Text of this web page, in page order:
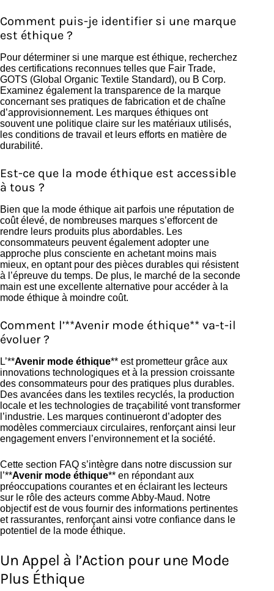
Comment puis-je identifier si une marque
est éthique ?
Pour déterminer si une marque est éthique, recherchez
des certifications reconnues telles que Fair Trade,
GOTS (Global Organic Textile Standard), ou B Corp.
Examinez également la transparence de la marque
concernant ses pratiques de fabrication et de chaîne
d’approvisionnement. Les marques éthiques ont
souvent une politique claire sur les matériaux utilisés,
les conditions de travail et leurs efforts en matière de
durabilité.
Est-ce que la mode éthique est accessible
à tous ?
Bien que la mode éthique ait parfois une réputation de
coût élevé, de nombreuses marques s’efforcent de
rendre leurs produits plus abordables. Les
consommateurs peuvent également adopter une
approche plus consciente en achetant moins mais
mieux, en optant pour des pièces durables qui résistent
à l’épreuve du temps. De plus, le marché de la seconde
main est une excellente alternative pour accéder à la
mode éthique à moindre coût.
Comment l’**Avenir mode éthique** va-t-il
évoluer ?
L’**Avenir mode éthique** est prometteur grâce aux
innovations technologiques et à la pression croissante
des consommateurs pour des pratiques plus durables.
Des avancées dans les textiles recyclés, la production
locale et les technologies de traçabilité vont transformer
l’industrie. Les marques continueront d’adopter des
modèles commerciaux circulaires, renforçant ainsi leur
engagement envers l’environnement et la société.
Cette section FAQ s’intègre dans notre discussion sur
l’**Avenir mode éthique** en répondant aux
préoccupations courantes et en éclairant les lecteurs
sur le rôle des acteurs comme Abby-Maud. Notre
objectif est de vous fournir des informations pertinentes
et rassurantes, renforçant ainsi votre confiance dans le
potentiel de la mode éthique.
Un Appel à l’Action pour une Mode
Plus Éthique